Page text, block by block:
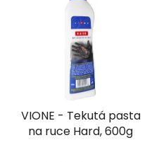
VIONE - Tekutá pasta
na ruce Hard, 600g